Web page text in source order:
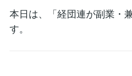
本日は、「経団連が副業・
す。